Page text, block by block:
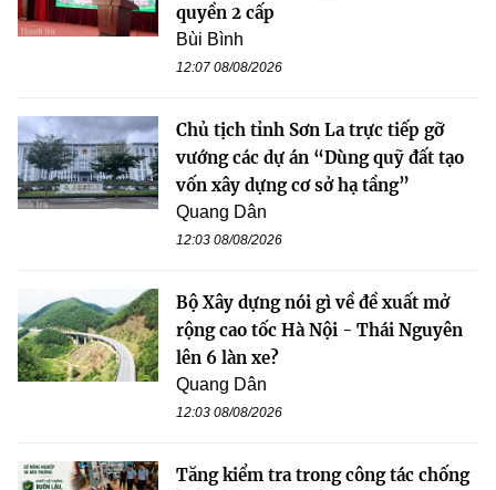
quyền 2 cấp
Bùi Bình
12:07 08/08/2026
Chủ tịch tỉnh Sơn La trực tiếp gỡ
vướng các dự án “Dùng quỹ đất tạo
vốn xây dựng cơ sở hạ tầng”
Quang Dân
12:03 08/08/2026
Bộ Xây dựng nói gì về đề xuất mở
rộng cao tốc Hà Nội - Thái Nguyên
lên 6 làn xe?
Quang Dân
12:03 08/08/2026
Tăng kiểm tra trong công tác chống